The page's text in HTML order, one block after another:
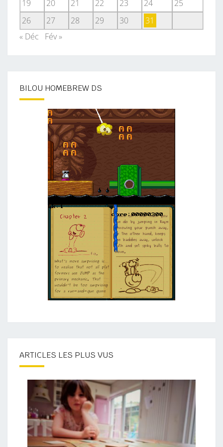
19
20 21 22 23 24
25
26
27 28 29 30
31
« Déc
Fév »
BILOU HOMEBREW DS
ARTICLES LES PLUS VUS